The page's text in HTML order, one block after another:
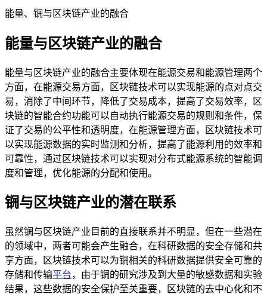
能量、锎与区块链产业的融合
能量与区块链产业的融合
能量与区块链产业的融合主要体现在能源交易和能源管理两个
方面，在能源交易方面，区块链技术可以实现能源的点对点交
易，消除了中间环节，降低了交易成本，提高了交易效率，区
块链的智能合约功能可以自动执行能源交易的规则和条件，保
证了交易的公平性和透明度，在能源管理方面，区块链技术可
以实现能源数据的实时监测和分析，提高了能源利用的效率和
可靠性，通过区块链技术可以实现对分布式能源系统的智能调
度和管理，优化能源的分配和使用。
锎与区块链产业的潜在联系
虽然锎与区块链产业目前的直接联系并不明显，但在一些潜在
的领域中，两者可能会产生融合，在科研数据的安全存储和共
享方面，区块链技术可以为锎相关的科研数据提供安全可靠的
存储和传输平台，由于锎的研究涉及到大量的敏感数据和实验
结果，这些数据的安全保护至关重要，区块链的去中心化和不